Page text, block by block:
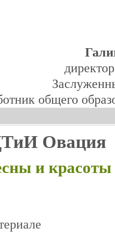
общего
Овация
и красоты